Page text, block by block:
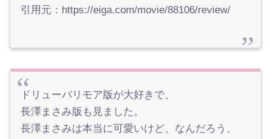
引用元：https://eiga.com/movie/88106/review/
ドリューバリモア版が大好きで、
長澤まさみ版も見ました。
長澤まさみは本当に可愛いけど、なんだろう、